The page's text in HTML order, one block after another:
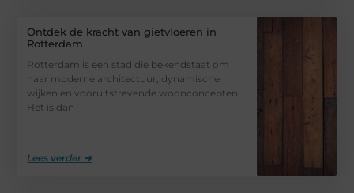
Ontdek de kracht van gietvloeren in
Rotterdam
Rotterdam is een stad die bekendstaat om
haar moderne architectuur, dynamische
wijken en vooruitstrevende woonconcepten.
Het is dan
Lees verder ➜